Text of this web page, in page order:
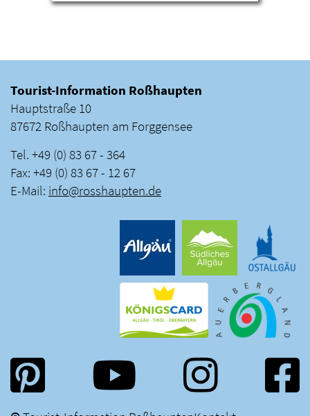
Tourist-Information Roßhaupten
Hauptstraße 10
87672 Roßhaupten am Forggensee
Tel. +49 (0) 83 67 - 364
Fax: +49 (0) 83 67 - 12 67
E-Mail: info@rosshaupten.de